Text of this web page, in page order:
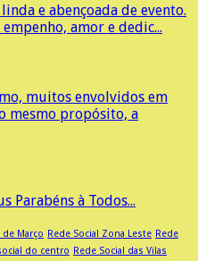
e abençoada de evento.
amor e dedic...
muitos envolvidos em
mesmo propósito, a
Parabéns à Todos...
de Março Rede Social Zona Leste Rede
do centro Rede Social das Vilas